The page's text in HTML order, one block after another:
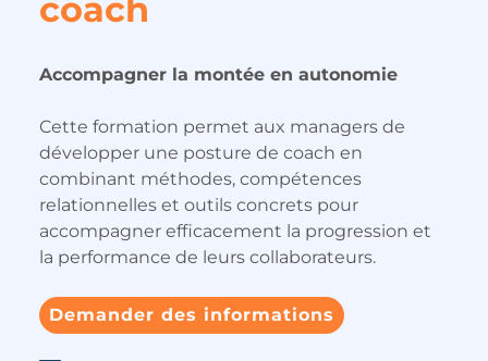
coach
Accompagner la montée en autonomie
Cette formation permet aux managers de
développer une posture de coach en
combinant méthodes, compétences
relationnelles et outils concrets pour
accompagner efficacement la progression et
la performance de leurs collaborateurs.
Demander des informations